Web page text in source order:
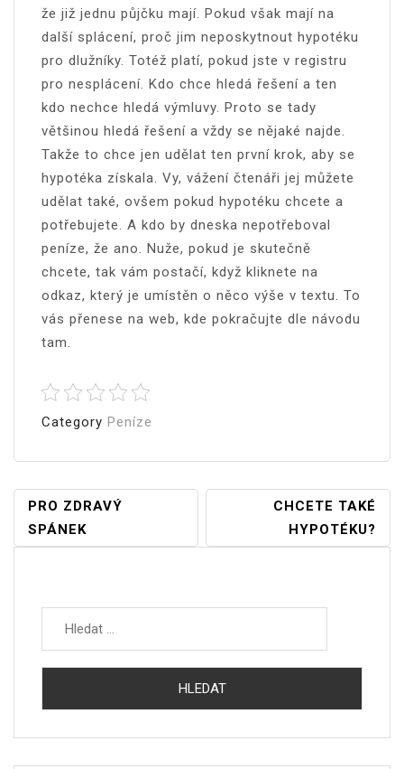
že již jednu půjčku mají. Pokud však mají na
další splácení, proč jim neposkytnout hypotéku
pro dlužníky. Totéž platí, pokud jste v registru
pro nesplácení. Kdo chce hledá řešení a ten
kdo nechce hledá výmluvy. Proto se tady
většinou hledá řešení a vždy se nějaké najde.
Takže to chce jen udělat ten první krok, aby se
hypotéka získala. Vy, vážení čtenáři jej můžete
udělat také, ovšem pokud hypotéku chcete a
potřebujete. A kdo by dneska nepotřeboval
peníze, že ano. Nuže, pokud je skutečně
chcete, tak vám postačí, když kliknete na
odkaz, který je umístěn o něco výše v textu. To
vás přenese na web, kde pokračujte dle návodu
tam.
Category Peníze
Navigace
Pro
PRO ZDRAVÝ
SPÁNEK
CHCETE TAKÉ
HYPOTÉKU?